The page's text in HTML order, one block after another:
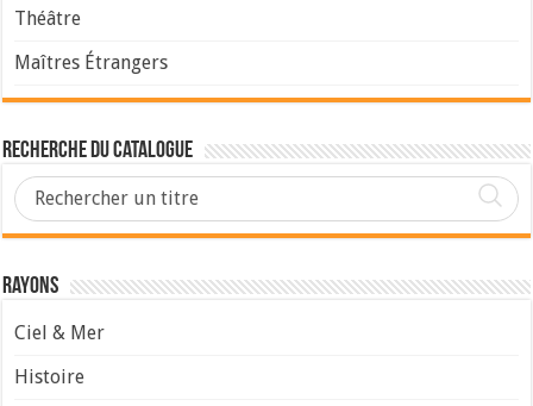
Théâtre
Maîtres Étrangers
Recherche du Catalogue
Rayons
Ciel & Mer
Histoire